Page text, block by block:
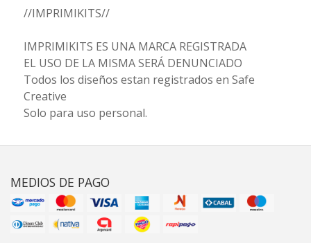
//IMPRIMIKITS//
IMPRIMIKITS ES UNA MARCA REGISTRADA
EL USO DE LA MISMA SERÁ DENUNCIADO
Todos los diseños estan registrados en Safe
Creative
Solo para uso personal.
MEDIOS DE PAGO